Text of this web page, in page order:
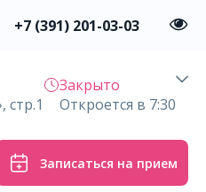
+7 (391) 201-03-03
стр.1
Закрыто
Откроется в 7:30
Записаться на прием